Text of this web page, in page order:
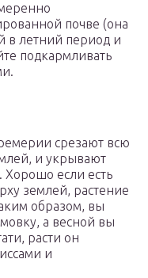
почве (она
в летний период и
подкармливать
срезают всю
и укрывают
Хорошо если есть
землей, растение
образом, вы
а весной вы
расти он
и